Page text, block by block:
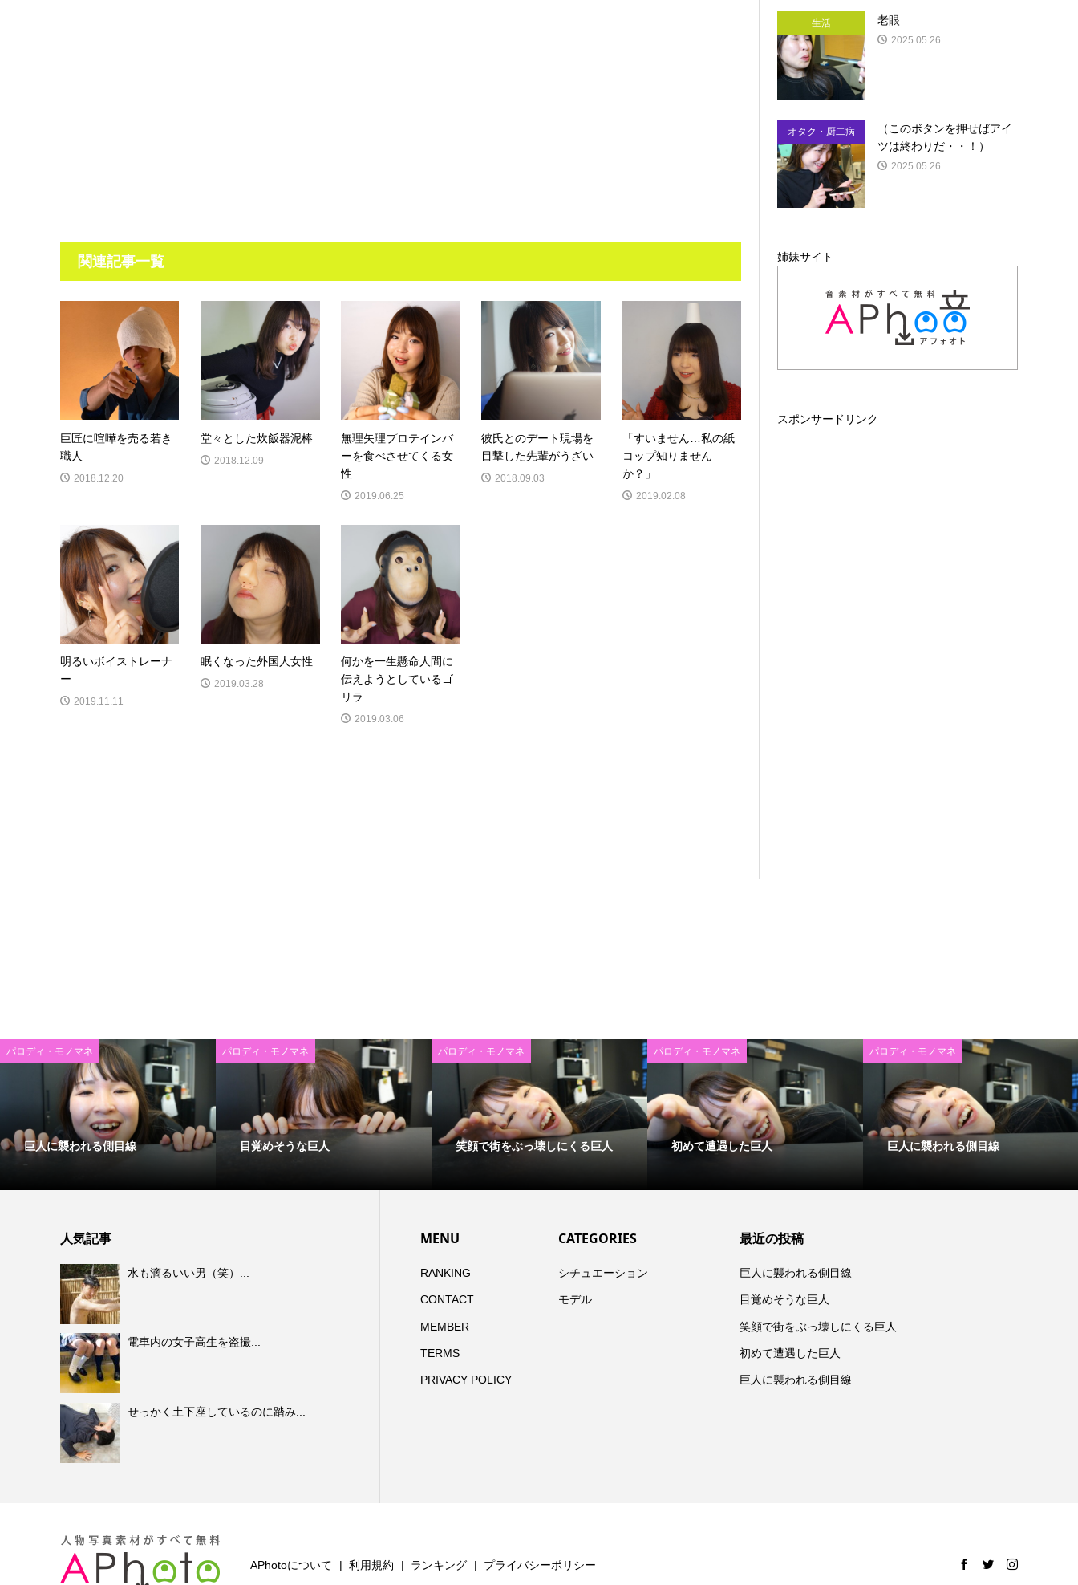
関連記事一覧
巨匠に喧嘩を売る若き
職人
2018.12.20
堂々とした炊飯器泥棒
2018.12.09
無理矢理プロテインバ
ーを食べさせてくる女
性
2019.06.25
彼氏とのデート現場を
目撃した先輩がうざい
2018.09.03
「すいません…私の紙
コップ知りません
か？」
2019.02.08
明るいボイストレーナ
ー
2019.11.11
眠くなった外国人女性
2019.03.28
何かを一生懸命人間に
伝えようとしているゴ
リラ
2019.03.06
生活 老眼
2025.05.26
オタク・厨二病
（このボタンを押せばアイ
ツは終わりだ・・！）
2025.05.26
姉妹サイト
スポンサードリンク
パロディ・モノマネ
巨人に襲われる側目線
パロディ・モノマネ
目覚めそうな巨人
パロディ・モノマネ
笑顔で街をぶっ壊しにくる巨人
パロディ・モノマネ
初めて遭遇した巨人
パロディ・モノマネ
巨人に襲われる側目線
人気記事
水も滴るいい男（笑）...
電車内の女子高生を盗撮...
せっかく土下座しているのに踏み...
MENU
RANKING
CONTACT
MEMBER
TERMS
PRIVACY POLICY
CATEGORIES
シチュエーション
モデル
最近の投稿
巨人に襲われる側目線
目覚めそうな巨人
笑顔で街をぶっ壊しにくる巨人
初めて遭遇した巨人
巨人に襲われる側目線
APhotoについて 利用規約 ランキング プライバシーポリシー